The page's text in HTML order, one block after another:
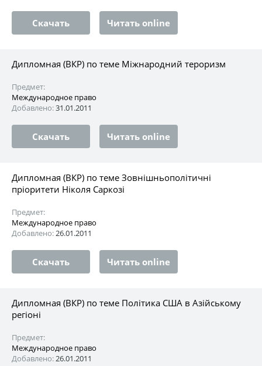
Скачать Читать online
Дипломная (ВКР) по теме Міжнародний тероризм
Предмет:
Международное право
Добавлено:31.01.2011
Скачать Читать online
Дипломная (ВКР) по теме Зовнішньополітичні
пріоритети Ніколя Саркозі
Предмет:
Международное право
Добавлено:26.01.2011
Скачать Читать online
Дипломная (ВКР) по теме Політика США в Азійському
регіоні
Предмет:
Международное право
Добавлено:26.01.2011